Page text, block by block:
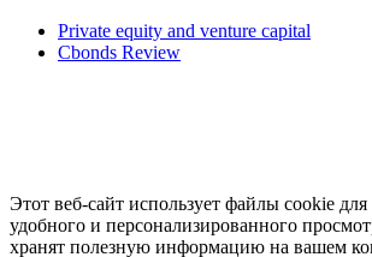
Private equity and venture capital
Cbonds Review
Этот веб-сайт использует файлы cookie для
удобного и персонализированного
хранят полезную информацию на вашем